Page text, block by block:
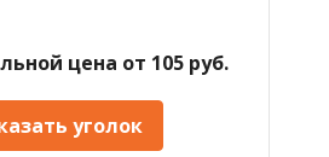
цена от 105 руб.
уголок